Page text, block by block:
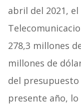
abril del 2021,
278,3 millones
millones de
del
presente año,